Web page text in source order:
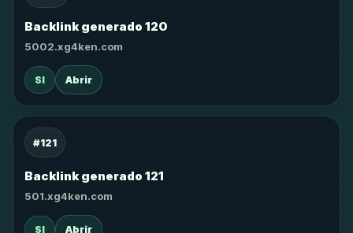
Backlink generado 120
5002.xg4ken.com
SI Abrir
#121
Backlink generado 121
501.xg4ken.com
SI Abrir